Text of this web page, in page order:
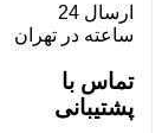
ارسال 24
ساعته در تهران
تماس با
پشتیبانی